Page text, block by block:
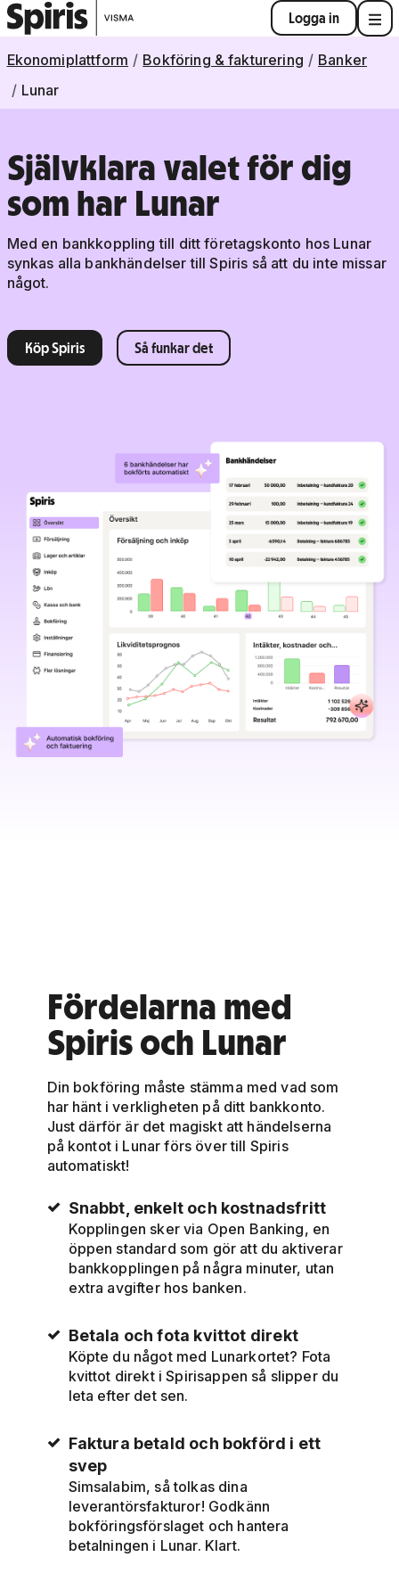
Logga in
Ekonomiplattform Bokföring & fakturering
Banker
Lunar
Självklara valet för dig
som har Lunar
Med en bankkoppling till ditt företagskonto hos Lunar
synkas alla bankhändelser till Spiris så att du inte missar
något.
Köp Spiris Så funkar det
Fördelarna med
Spiris och Lunar
Din bokföring måste stämma med vad som
har hänt i verkligheten på ditt bankkonto.
Just därför är det magiskt att händelserna
på kontot i Lunar förs över till Spiris
automatiskt!
Snabbt, enkelt och kostnadsfritt
Kopplingen sker via Open Banking, en
öppen standard som gör att du aktiverar
bankkopplingen på några minuter, utan
extra avgifter hos banken.
Betala och fota kvittot direkt
Köpte du något med Lunarkortet? Fota
kvittot direkt i Spirisappen så slipper du
leta efter det sen.
Faktura betald och bokförd i ett
svep
Simsalabim, så tolkas dina
leverantörsfakturor! Godkänn
bokföringsförslaget och hantera
betalningen i Lunar. Klart.